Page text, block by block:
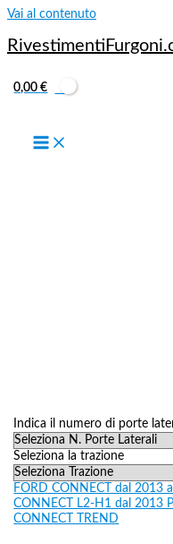
Vai al contenuto
0,00€
Indica il numero di porte
Seleziona la trazione
FORD CONNECT dal 2013
CONNECT L2-H1 dal 2013
CONNECT TREND